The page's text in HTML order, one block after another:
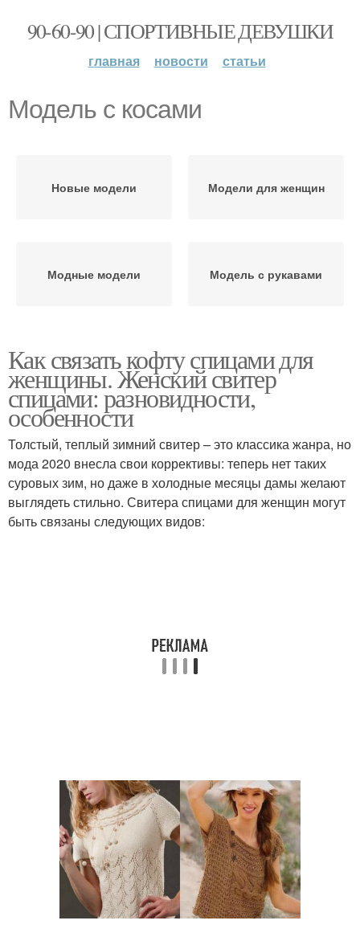
90-60-90 | СПОРТИВНЫЕ ДЕВУШКИ
главная новости статьи
Модель с косами
Новые модели Модели для женщин
Модные модели Модель с рукавами
Как связать кофту спицами для
женщины. Женский свитер
спицами: разновидности,
особенности
Толстый, теплый зимний свитер – это классика жанра, но
мода 2020 внесла свои коррективы: теперь нет таких
суровых зим, но даже в холодные месяцы дамы желают
выглядеть стильно. Свитера спицами для женщин могут
быть связаны следующих видов: